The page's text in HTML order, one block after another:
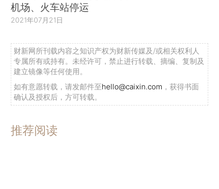
机场、火车站停运
2021年07月21日
财新网所刊载内容之知识产权为财新传媒及/或相关权利人
专属所有或持有。未经许可，禁止进行转载、摘编、复制及
建立镜像等任何使用。
如有意愿转载，请发邮件至hello@caixin.com ，获得书面
确认及授权后，方可转载。
推荐阅读